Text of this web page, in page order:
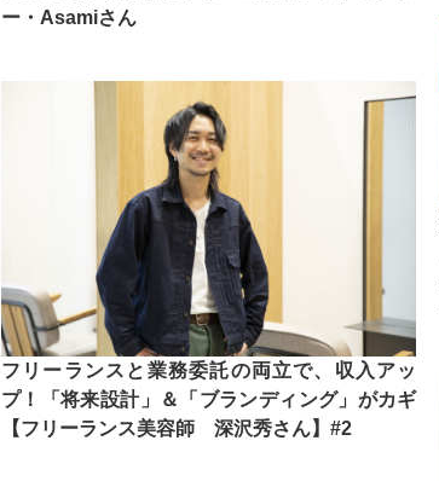
ー・Asamiさん
フリーランスと業務委託の両立で、収入アッ
プ！「将来設計」＆「ブランディング」がカギ
【フリーランス美容師 深沢秀さん】#2